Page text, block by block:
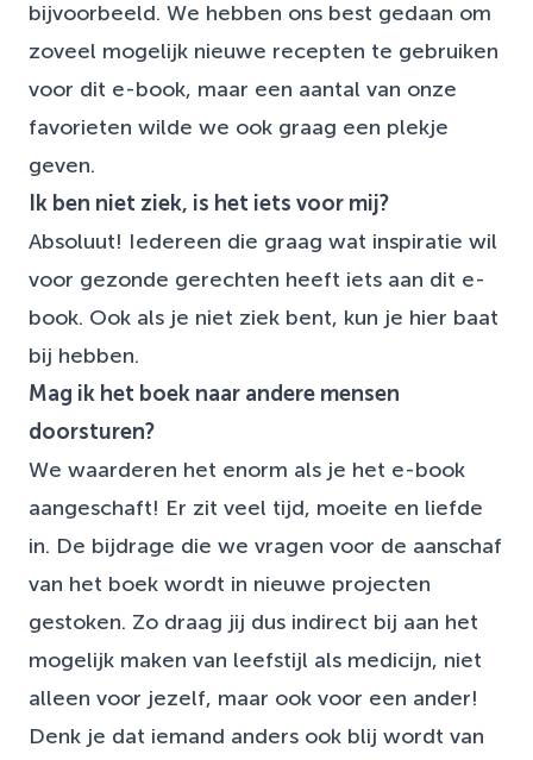
bijvoorbeeld. We hebben ons best gedaan om
zoveel mogelijk nieuwe recepten te gebruiken
voor dit e-book, maar een aantal van onze
favorieten wilde we ook graag een plekje
geven.
Ik ben niet ziek, is het iets voor mij?
Absoluut! Iedereen die graag wat inspiratie wil
voor gezonde gerechten heeft iets aan dit e-
book. Ook als je niet ziek bent, kun je hier baat
bij hebben.
Mag ik het boek naar andere mensen
doorsturen?
We waarderen het enorm als je het e-book
aangeschaft! Er zit veel tijd, moeite en liefde
in. De bijdrage die we vragen voor de aanschaf
van het boek wordt in nieuwe projecten
gestoken. Zo draag jij dus indirect bij aan het
mogelijk maken van leefstijl als medicijn, niet
alleen voor jezelf, maar ook voor een ander!
Denk je dat iemand anders ook blij wordt van